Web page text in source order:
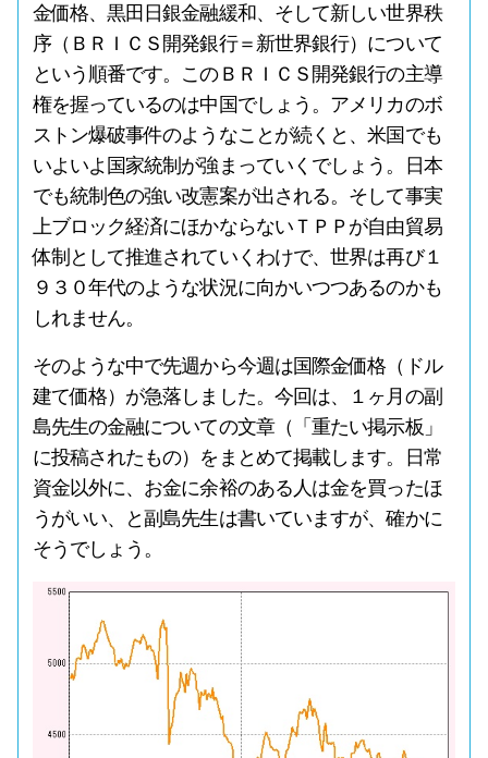
金価格、黒田日銀金融緩和、そして新しい世界秩
序（ＢＲＩＣＳ開発銀行＝新世界銀行）について
という順番です。このＢＲＩＣＳ開発銀行の主導
権を握っているのは中国でしょう。アメリカのボ
ストン爆破事件のようなことが続くと、米国でも
いよいよ国家統制が強まっていくでしょう。日本
でも統制色の強い改憲案が出される。そして事実
上ブロック経済にほかならないＴＰＰが自由貿易
体制として推進されていくわけで、世界は再び１
９３０年代のような状況に向かいつつあるのかも
しれません。
そのような中で先週から今週は国際金価格（ドル
建て価格）が急落しました。今回は、１ヶ月の副
島先生の金融についての文章（「重たい掲示板」
に投稿されたもの）をまとめて掲載します。日常
資金以外に、お金に余裕のある人は金を買ったほ
うがいい、と副島先生は書いていますが、確かに
そうでしょう。